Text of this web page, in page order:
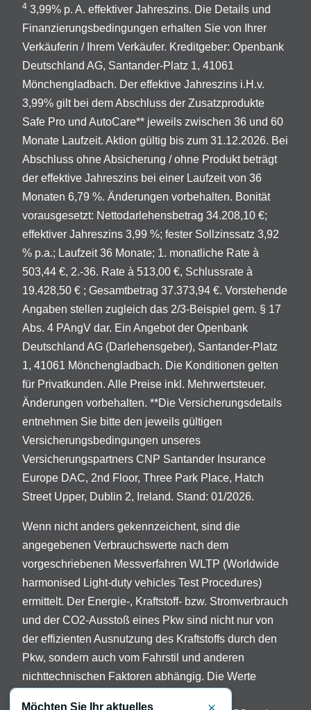
4 3,99% p. A. effektiver Jahreszins. Die Details und
Finanzierungsbedingungen erhalten Sie von Ihrer
Verkäuferin / Ihrem Verkäufer. Kreditgeber: Openbank
Deutschland AG, Santander-Platz 1, 41061
Mönchengladbach. Der effektive Jahreszins i.H.v.
3,99% gilt bei dem Abschluss der Zusatzprodukte
Safe Pro und AutoCare** jeweils zwischen 36 und 60
Monate Laufzeit. Aktion gültig bis zum 31.12.2026. Bei
Abschluss ohne Absicherung / ohne Produkt beträgt
der effektive Jahreszins bei einer Laufzeit von 36
Monaten 6,79 %. Änderungen vorbehalten. Bonität
vorausgesetzt: Nettodarlehensbetrag 34.208,10 €;
effektiver Jahreszins 3,99 %; fester Sollzinssatz 3,92
% p.a.; Laufzeit 36 Monate; 1. monatliche Rate à
503,44 €, 2.-36. Rate à 513,00 €, Schlussrate à
19.428,50 € ; Gesamtbetrag 37.373,94 €. Vorstehende
Angaben stellen zugleich das 2/3-Beispiel gem. § 17
Abs. 4 PAngV dar. Ein Angebot der Openbank
Deutschland AG (Darlehensgeber), Santander-Platz
1, 41061 Mönchengladbach. Die Konditionen gelten
für Privatkunden. Alle Preise inkl. Mehrwertsteuer.
Änderungen vorbehalten. **Die Versicherungsdetails
entnehmen Sie bitte den jeweils gültigen
Versicherungsbedingungen unseres
Versicherungspartners CNP Santander Insurance
Europe DAC, 2nd Floor, Three Park Place, Hatch
Street Upper, Dublin 2, Ireland. Stand: 01/2026.
Wenn nicht anders gekennzeichent, sind die
angegebenen Verbrauchswerte nach dem
vorgeschriebenen Messverfahren WLTP (Worldwide
harmonised Light-duty vehicles Test Procedures)
ermittelt. Der Energie-, Kraftstoff- bzw. Stromverbrauch
und der CO2-Ausstoß eines Pkw sind nicht nur von
der effizienten Ausnutzung des Kraftstoffs durch den
Pkw, sondern auch vom Fahrstil und anderen
nichttechnischen Faktoren abhängig. Die Werte
Möchten Sie Ihr aktuelles